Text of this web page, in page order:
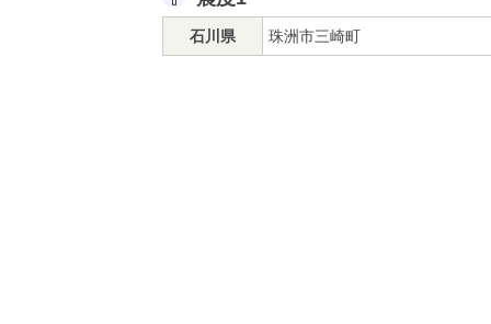
石川県 珠洲市三崎町